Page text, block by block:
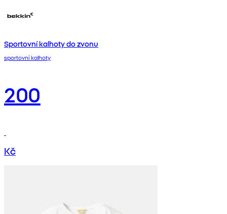
Sportovní kalhoty do zvonu
sportovní kalhoty
200
Kč